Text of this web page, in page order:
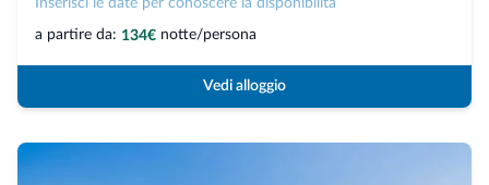
Inserisci le date per conoscere la disponibilità
a partire da: 134€ notte/persona
Vedi alloggio